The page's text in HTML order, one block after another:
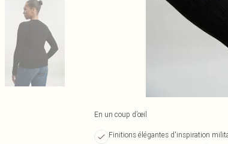
En un coup d’œil
Finitions élégantes d'inspiration